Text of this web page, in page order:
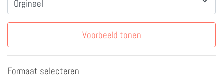
Voorbeeld tonen
Formaat selecteren